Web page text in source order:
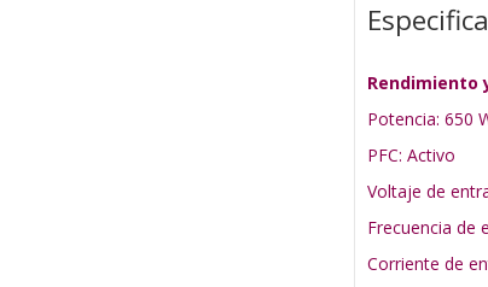
Rendimiento
Potencia: 650
PFC: Activo
Voltaje de
Frecuencia de
Corriente de